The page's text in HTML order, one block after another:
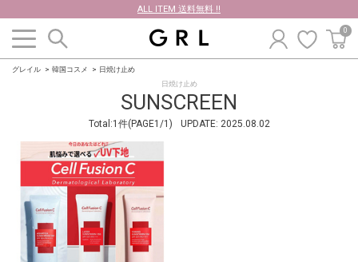
ALL ITEM 送料無料 !!
0
グレイル 韓国コスメ 日焼け止め
SUNSCREEN
日焼け止め
Total:1件(PAGE1/1) UPDATE: 2025.08.02